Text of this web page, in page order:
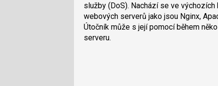
služby (DoS). Nachází se ve
webových serverů jako jsou Nginx,
Útočník může s její pomocí během
serveru.